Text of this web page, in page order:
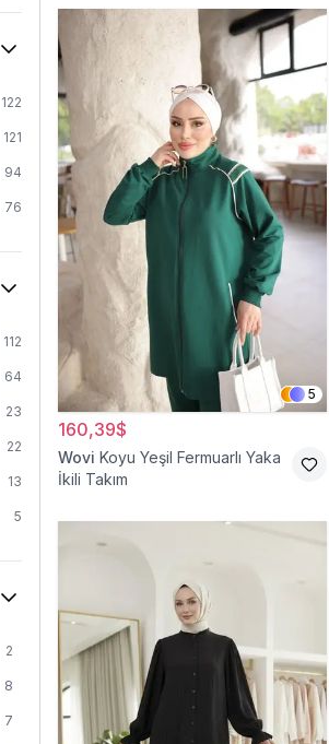
122
121
94
76
112
64
23
22
13
5
2
8
7
5
160,39$
Wovi Koyu Yeşil Fermuarlı Yaka
İkili Takım